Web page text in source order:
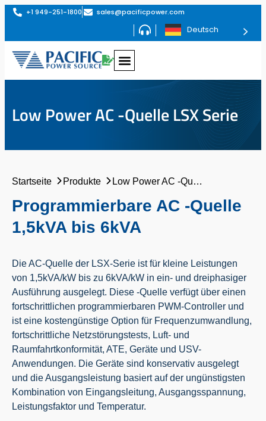
+1 949-251-1800 sales@pacificpower.com
Deutsch
Low Power AC -Quelle LSX Serie
Startseite Produkte Low Power AC -Quelle LSX Serie
Programmierbare AC -Quelle
1,5kVA bis 6kVA
Die AC-Quelle der LSX-Serie ist für kleine Leistungen
von 1,5kVA/kW bis zu 6kVA/kW in ein- und dreiphasiger
Ausführung ausgelegt. Diese -Quelle verfügt über einen
fortschrittlichen programmierbaren PWM-Controller und
ist eine kostengünstige Option für Frequenzumwandlung,
fortschrittliche Netzstörungstests, Luft- und
Raumfahrtkonformität, ATE, Geräte und USV-
Anwendungen. Die Geräte sind konservativ ausgelegt
und die Ausgangsleistung basiert auf der ungünstigsten
Kombination von Eingangsleitung, Ausgangsspannung,
Leistungsfaktor und Temperatur.